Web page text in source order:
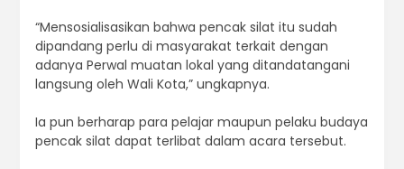
“Mensosialisasikan bahwa pencak silat itu sudah
dipandang perlu di masyarakat terkait dengan
adanya Perwal muatan lokal yang ditandatangani
langsung oleh Wali Kota,” ungkapnya.
Ia pun berharap para pelajar maupun pelaku budaya
pencak silat dapat terlibat dalam acara tersebut.